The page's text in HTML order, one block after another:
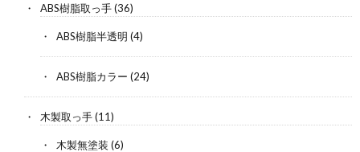
ABS樹脂取っ手(36)
ABS樹脂半透明 (4)
ABS樹脂カラー (24)
木製取っ手(11)
木製無塗装 (6)